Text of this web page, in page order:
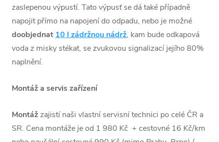
zaslepenou výpustí. Tato výpusť se dá také případně
napojit přímo na napojení do odpadu, nebo je možné
doobjednat10 l zádržnou nádrž, kam bude odkapová
voda z misky stékat, se zvukovou signalizací jejího 80%
naplnění.
Montáž a servis zařízení
Montážzajistí naši vlastní servisní technici po celé ČR a
SR. Cena montáže je od 1 980 Kč + cestovné 16 Kč/km